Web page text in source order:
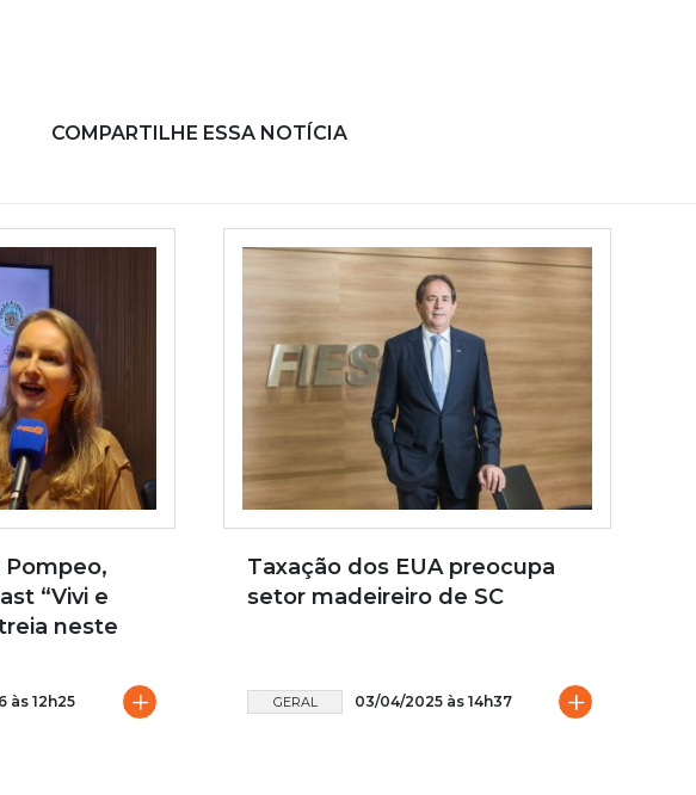
COMPARTILHE ESSA NOTÍCIA
Pompeo,
“Vivi e
neste
às 12h25 +
Taxação dos EUA preocupa
setor madeireiro de SC
GERAL 03/04/2025 às 14h37 +